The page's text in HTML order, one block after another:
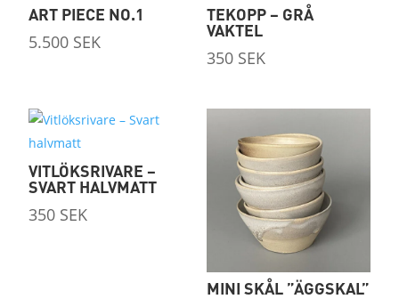
ART PIECE NO.1
5.500 SEK
TEKOPP – GRÅ
VAKTEL
350 SEK
VITLÖKSRIVARE –
SVART HALVMATT
350 SEK
MINI SKÅL ”ÄGGSKAL”